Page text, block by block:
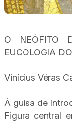
O NEÓFITO
EUCOLOGIA
Vinícius Véras
À guisa de
Figura central